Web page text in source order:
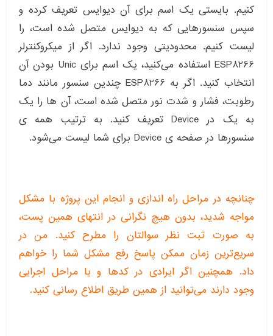
کنیم. بایستی یک اسم برای آن دیوایس تعریف کرده و
سپس سنسورهایی که به دیوایس متصل شده است، را
لیست کنیم. محدودیتی وجود ندارد. اگر از میکروکنترلر
ESP8266 استفاده می‌کنید، یک اسم برای Unic بودن آن
انتخاب کنید. اگر به ESP8266 چندین سنسور مانند دما
رطوبت، فشار و شدت نور متصل شده است، آن ها را یک
به یک در Device تعریف کنید. به ترتیب همه ی
سنسورها در صفحه ی Device برای شما لیست می‌شود.
چنانچه در مراحل راه اندازی و انجام این پروژه با مشکل
مواجه شدید، بدون هیچ نگرانی در انتهای همین پست،
به صورت ثبت نظر سوالتان را مطرح کنید. من در
سریع‌ترین زمان ممکن پاسخ رفع مشکل شما را خواهم
داد. همچنین اگر ایرادی در کدها و یا مراحل اجرایی
وجود دارند می‌توانید از همین طریق اطلاع رسانی کنید.